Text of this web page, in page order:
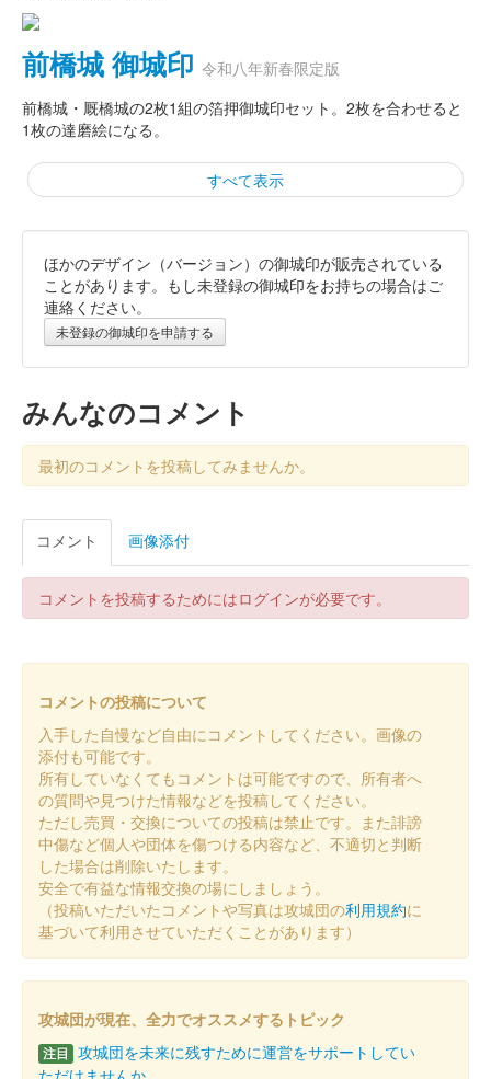
前橋城 御城印 令和八年新春限定版
前橋城・厩橋城の2枚1組の箔押御城印セット。2枚を合わせると
1枚の達磨絵になる。
すべて表示
厩橋城 御城印 令和八年新春限定版
厩橋城（前橋城） 御城印 令和八年新春限定
赤亀版
厩橋城（前橋城） 御城印
北条高広版
前橋城 御城印
前橋城 御城印
前橋城 御城印 令和七年秋限定版
前橋城 御城印 復元図版
厩橋城（前橋城） 御城印 令和七年秋限定版
厩橋城 御城印
ほかのデザイン（バージョン）の御城印が販売されている
ことがあります。もし未登録の御城印をお持ちの場合はご
連絡ください。
未登録の御城印を申請する
みんなのコメント
最初のコメントを投稿してみませんか。
コメント 画像添付
コメントを投稿するためにはログインが必要です。
コメントの投稿について
入手した自慢など自由にコメントしてください。画像の
添付も可能です。
所有していなくてもコメントは可能ですので、所有者へ
の質問や見つけた情報などを投稿してください。
ただし売買・交換についての投稿は禁止です。また誹謗
中傷など個人や団体を傷つける内容など、不適切と判断
した場合は削除いたします。
安全で有益な情報交換の場にしましょう。
（投稿いただいたコメントや写真は攻城団の利用規約に
基づいて利用させていただくことがあります）
攻城団が現在、全力でオススメするトピック
注目 攻城団を未来に残すために運営をサポートしてい